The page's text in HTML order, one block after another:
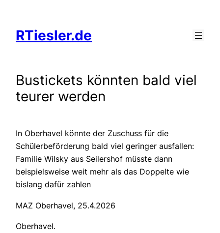
springen
RTiesler.de
Bustickets könnten bald viel
teurer werden
In Oberhavel könnte der Zuschuss für die
Schülerbeförderung bald viel geringer ausfallen:
Familie Wilsky aus Seilershof müsste dann
beispielsweise weit mehr als das Doppelte wie
bislang dafür zahlen
MAZ Oberhavel, 25.4.2026
Oberhavel.